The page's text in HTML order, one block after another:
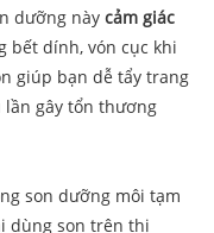
dưỡng này cảm giác
bết dính, vón cục khi
giúp bạn dễ tẩy trang
lần gây tổn thương
son dưỡng môi tạm
dùng son trên thị